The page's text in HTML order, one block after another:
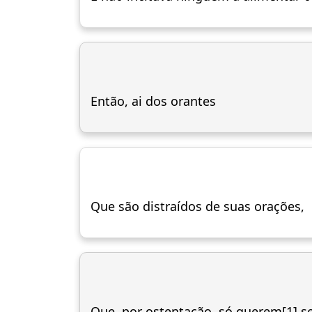
Então, ai dos orantes
Que são distraídos de suas orações,